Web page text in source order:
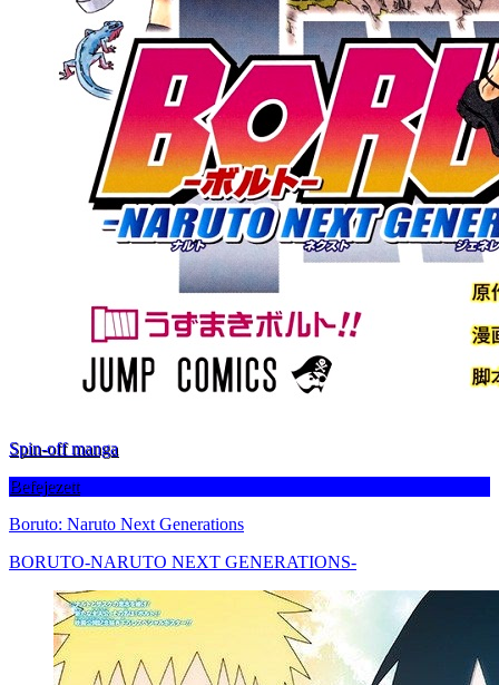
Spin-off manga
Befejezett
Boruto: Naruto Next Generations
BORUTO-NARUTO NEXT GENERATIONS-